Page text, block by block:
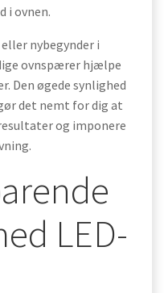
i ovnen.
nybegynder i
ovnspærer hjælpe
Den øgede synlighed
det nemt for dig at
og imponere
LED-